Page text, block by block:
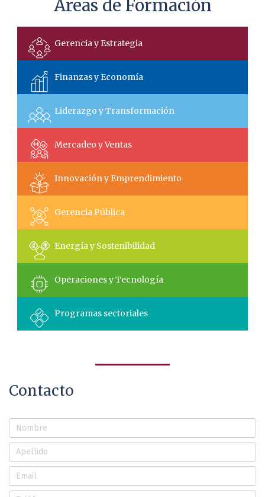
Áreas de Formación
Gerencia y Estrategia
Finanzas y Economía
Liderazgo y Transformación
Mercadeo y Ventas
Innovación y Emprendimiento
Gerencia Pública
Energía y Sostenibilidad
Operaciones y Tecnología
Programas sectoriales
Contacto